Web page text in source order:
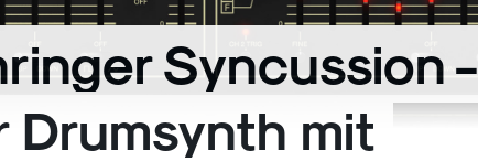
Syncussion -
Drumsynth mit